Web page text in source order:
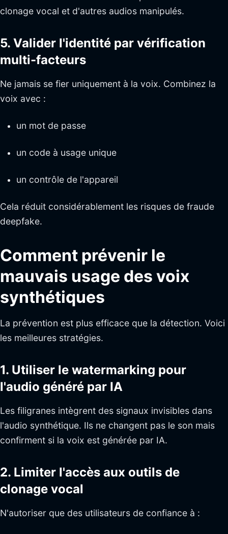
clonage vocal et d'autres audios manipulés.
5. Valider l'identité par vérification
multi-facteurs
Ne jamais se fier uniquement à la voix. Combinez la
voix avec :
un mot de passe
un code à usage unique
un contrôle de l'appareil
Cela réduit considérablement les risques de fraude
deepfake.
Comment prévenir le
mauvais usage des voix
synthétiques
La prévention est plus efficace que la détection. Voici
les meilleures stratégies.
1. Utiliser le watermarking pour
l'audio généré par IA
Les filigranes intègrent des signaux invisibles dans
l'audio synthétique. Ils ne changent pas le son mais
confirment si la voix est générée par IA.
2. Limiter l'accès aux outils de
clonage vocal
N'autoriser que des utilisateurs de confiance à :